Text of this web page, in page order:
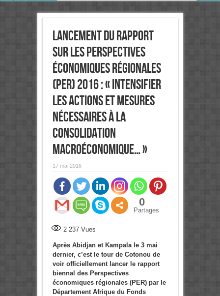
Lancement du Rapport
sur les Perspectives
économiques régionales
(PER) 2016 : « Intensifier
les actions et mesures
nécessaires à la
consolidation
macroéconomique… »
17 mai 2016
0
Partages
2 237Vues
Après Abidjan et Kampala le 3 mai
dernier, c’est le tour de Cotonou de
voir officiellement lancer le rapport
biennal des Perspectives
économiques régionales (PER) par le
Département Afrique du Fonds